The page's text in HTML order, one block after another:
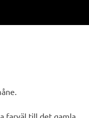
farväl till det gamla